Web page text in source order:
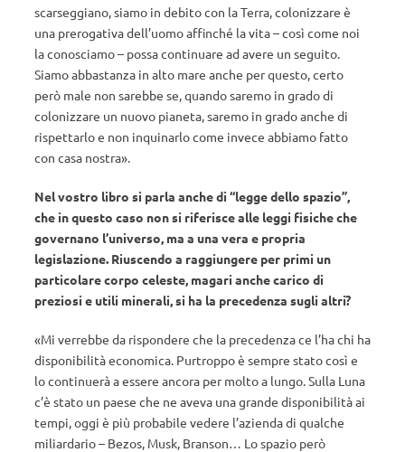
scarseggiano, siamo in debito con la Terra, colonizzare è
una prerogativa dell’uomo affinché la vita – così come noi
la conosciamo – possa continuare ad avere un seguito.
Siamo abbastanza in alto mare anche per questo, certo
però male non sarebbe se, quando saremo in grado di
colonizzare un nuovo pianeta, saremo in grado anche di
rispettarlo e non inquinarlo come invece abbiamo fatto
con casa nostra».
Nel vostro libro si parla anche di “legge dello spazio”,
che in questo caso non si riferisce alle leggi fisiche che
governano l’universo, ma a una vera e propria
legislazione. Riuscendo a raggiungere per primi un
particolare corpo celeste, magari anche carico di
preziosi e utili minerali, si ha la precedenza sugli altri?
«Mi verrebbe da rispondere che la precedenza ce l’ha chi ha
disponibilità economica. Purtroppo è sempre stato così e
lo continuerà a essere ancora per molto a lungo. Sulla Luna
c’è stato un paese che ne aveva una grande disponibilità ai
tempi, oggi è più probabile vedere l’azienda di qualche
miliardario – Bezos, Musk, Branson… Lo spazio però